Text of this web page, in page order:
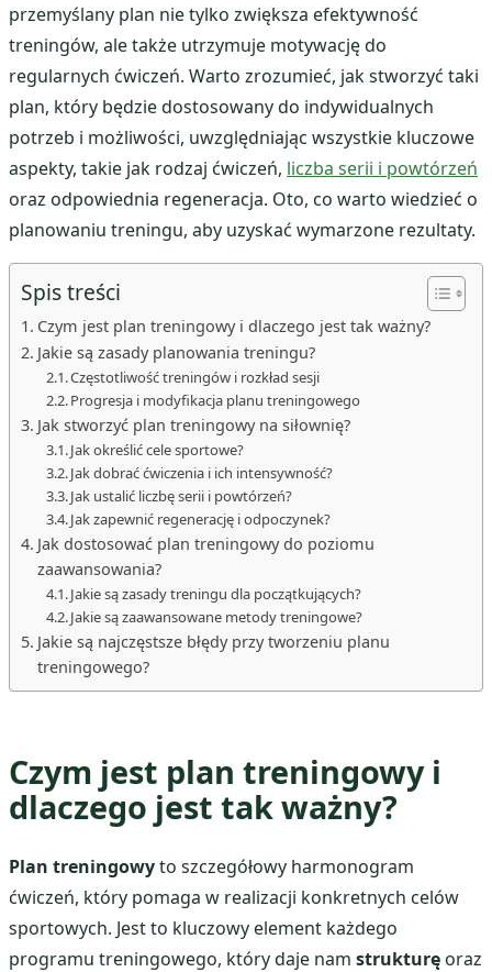
przemyślany plan nie tylko zwiększa efektywność
treningów, ale także utrzymuje motywację do
regularnych ćwiczeń. Warto zrozumieć, jak stworzyć taki
plan, który będzie dostosowany do indywidualnych
potrzeb i możliwości, uwzględniając wszystkie kluczowe
aspekty, takie jak rodzaj ćwiczeń, liczba serii i powtórzeń
oraz odpowiednia regeneracja. Oto, co warto wiedzieć o
planowaniu treningu, aby uzyskać wymarzone rezultaty.
Spis treści
Czym jest plan treningowy i dlaczego jest tak ważny?
Jakie są zasady planowania treningu?
Częstotliwość treningów i rozkład sesji
Progresja i modyfikacja planu treningowego
Jak stworzyć plan treningowy na siłownię?
Jak określić cele sportowe?
Jak dobrać ćwiczenia i ich intensywność?
Jak ustalić liczbę serii i powtórzeń?
Jak zapewnić regenerację i odpoczynek?
Jak dostosować plan treningowy do poziomu
zaawansowania?
Jakie są zasady treningu dla początkujących?
Jakie są zaawansowane metody treningowe?
Jakie są najczęstsze błędy przy tworzeniu planu
treningowego?
Czym jest plan treningowy i
dlaczego jest tak ważny?
Plan treningowyto szczegółowy harmonogram
ćwiczeń, który pomaga w realizacji konkretnych celów
sportowych. Jest to kluczowy element każdego
programu treningowego, który daje nam strukturę oraz